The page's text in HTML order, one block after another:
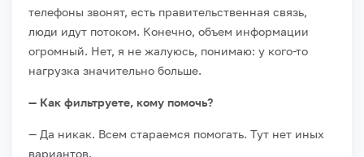
телефоны звонят, есть правительственная связь,
люди идут потоком. Конечно, объем информации
огромный. Нет, я не жалуюсь, понимаю: у кого-то
нагрузка значительно больше.
— Как фильтруете, кому помочь?
— Да никак. Всем стараемся помогать. Тут нет иных
вариантов.